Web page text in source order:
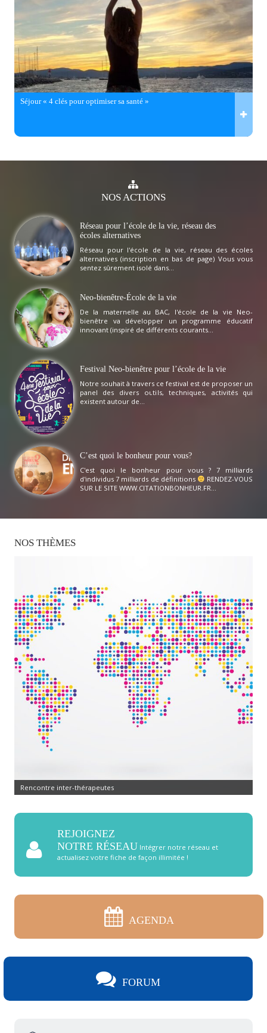
Séjour « 4 clés pour optimiser sa santé »
NOSACTIONS
Réseau pour l’école de la vie, réseau des
écoles alternatives
Réseau pour l'école de la vie, réseau des écoles
alternatives (inscription en bas de page) Vous vous
sentez sûrement isolé dans...
Neo-bienêtre-École de la vie
De la maternelle au BAC, l'école de la vie Neo-
bienêtre va développer un programme éducatif
innovant (inspiré de différents courants...
Festival Neo-bienêtre pour l’école de la vie
Notre souhait à travers ce festival est de proposer un
panel des divers outils, techniques, activités qui
existent autour de...
C’est quoi le bonheur pour vous?
C'est quoi le bonheur pour vous ? 7 milliards
d'individus 7 milliards de définitions
RENDEZ-VOUS
SUR LE SITE WWW.CITATIONBONHEUR.FR...
NOS THÈMES
Rencontre inter-thérapeutes
REJOIGNEZ
NOTRE RÉSEAU Intégrer notre réseau et
actualisez votre fiche de façon illimitée !
AGENDA
FORUM